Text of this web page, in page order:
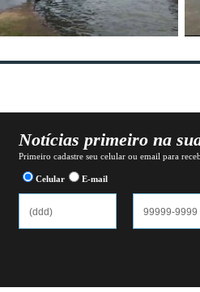
Notícias primeiro na
Primeiro cadastre seu celular ou email para
Celular E-mail